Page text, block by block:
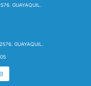
GUAYAQUIL.
GUAYAQUIL.